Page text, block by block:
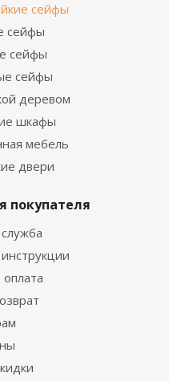
сейфы
сейфы
сейфы
сейфы
деревом
шкафы
мебель
двери
покупателя